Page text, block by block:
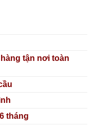
tận nơi toàn
tháng